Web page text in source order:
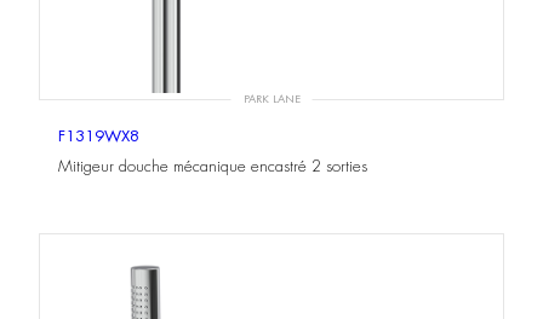
PARK LANE
F1319WX8
Mitigeur douche mécanique encastré 2 sorties